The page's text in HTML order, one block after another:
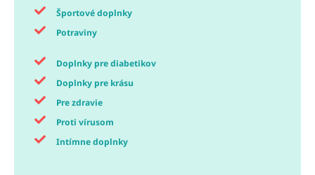
Športové doplnky
Potraviny
Doplnky pre diabetikov
Doplnky pre krásu
Pre zdravie
Proti vírusom
Intímne doplnky